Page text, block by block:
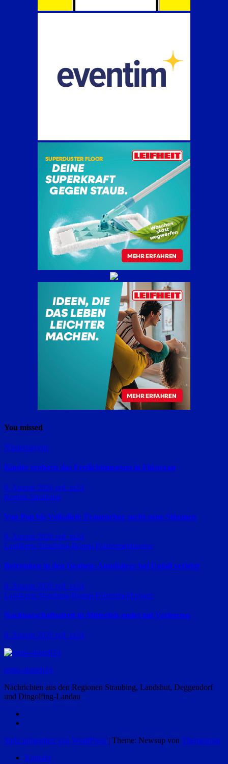
You missed
Niederbayern
Kinder erobern das Freilichtmuseum in Finsterau
9. August 2026 red_ra24
Region Straubing
Von Pop bis Volkslied: Frauenchor sucht neue Stimmen
9. August 2026 red_ra24
Landkreis Straubing-Bogen Polizeimeldungen
Betrunken in den Graben: Autofahrer bei Unfall verletzt
9. August 2026 red_ra24
Landkreis Straubing-Bogen Polizeimeldungen
Nachbarschaftsstreit in Mitterfels endet mit Verletzten
9. August 2026 red_ra24
regio-aktuell24
Nachrichten aus den Regionen Straubing, Landshut, Deggendorf
und Dingolfing-Landau
Stolz präsentiert von WordPress | Theme: Newsup von Themeansar
Kontakt